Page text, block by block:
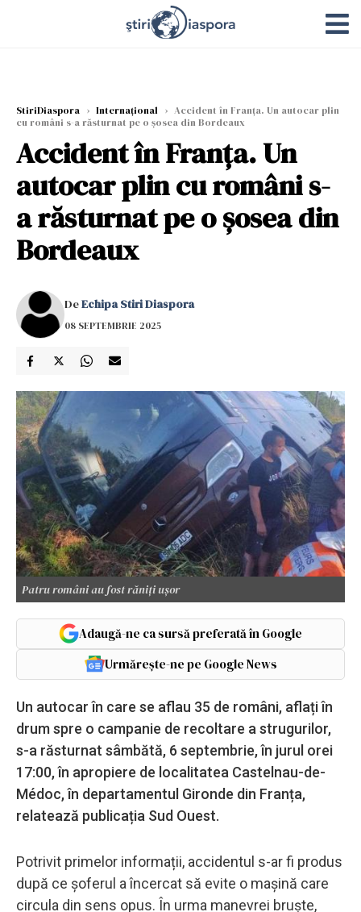
StiriDiaspora › Internațional › Accident în Franța. Un autocar plin
cu români s-a răsturnat pe o șosea din Bordeaux
Accident în Franța. Un
autocar plin cu români s-
a răsturnat pe o șosea din
Bordeaux
DeEchipa Stiri Diaspora
08 SEPTEMBRIE 2025
Patru români au fost răniți ușor
Adaugă-ne ca sursă preferată în Google
Urmărește-ne pe Google News
Un autocar în care se aflau 35 de români, aflați în
drum spre o campanie de recoltare a strugurilor,
s-a răsturnat sâmbătă, 6 septembrie, în jurul orei
17:00, în apropiere de localitatea Castelnau-de-
Médoc, în departamentul Gironde din Franța,
relatează publicația Sud Ouest.
Potrivit primelor informații, accidentul s-ar fi produs
după ce șoferul a încercat să evite o mașină care
circula din sens opus. În urma manevrei bruște,